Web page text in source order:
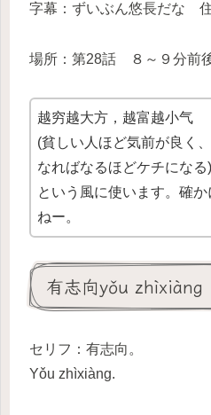
字幕：ずいぶん悠長だな
場所：第28話 ８～９分前
越穷越大方，越富越小气
(貧しい人ほど気前が良く
なればなるほどケチになる)
という風に使います。確か
ねー。
有志向yǒu
セリフ：有志向。
Yǒu zhìxiàng.